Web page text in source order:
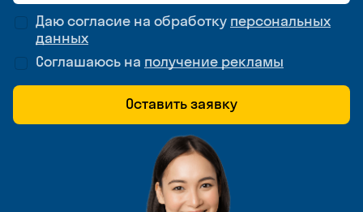
Даю согласие на обработку персональных
данных
Соглашаюсь на получение рекламы
Оставить заявку